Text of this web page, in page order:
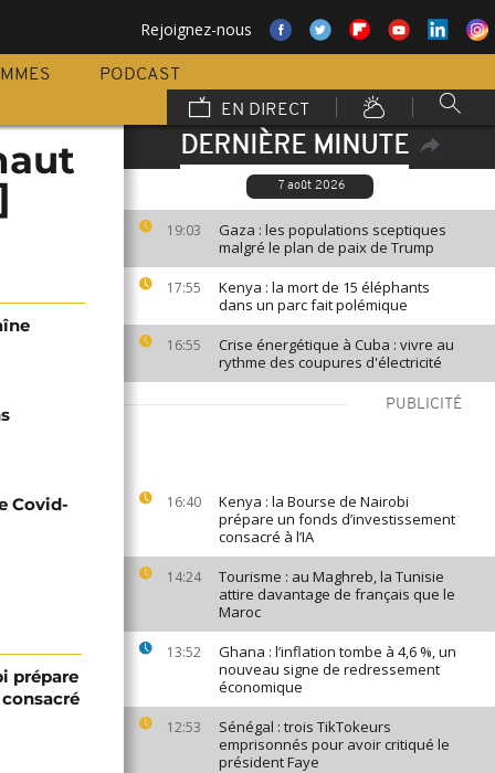
Rejoignez-nous
PODCAST
EN DIRECT
DERNIÈRE MINUTE
7 août 2026
19:03
Gaza : les populations sceptiques
malgré le plan de paix de Trump
17:55
Kenya : la mort de 15 éléphants
dans un parc fait polémique
16:55
Crise énergétique à Cuba : vivre au
rythme des coupures d'électricité
PUBLICITÉ
16:40
Kenya : la Bourse de Nairobi
prépare un fonds d’investissement
consacré à l’IA
14:24
Tourisme : au Maghreb, la Tunisie
attire davantage de français que le
Maroc
13:52
Ghana : l’inflation tombe à 4,6 %, un
nouveau signe de redressement
économique
12:53
Sénégal : trois TikTokeurs
emprisonnés pour avoir critiqué le
président Faye
Covid-
prépare